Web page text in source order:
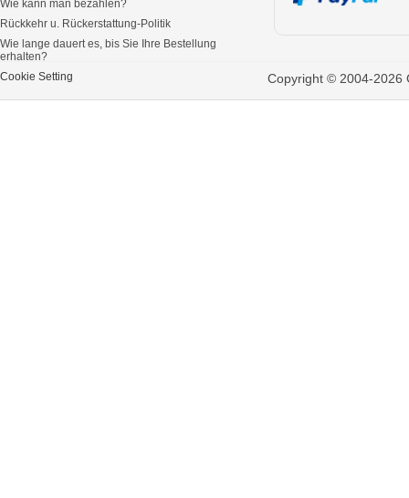
Wie kann man bezahlen?
Rückkehr u. Rückerstattung-Politik
Wie lange dauert es, bis Sie Ihre Bestellung
erhalten?
Cookie Setting
Copyright © 2004-2026